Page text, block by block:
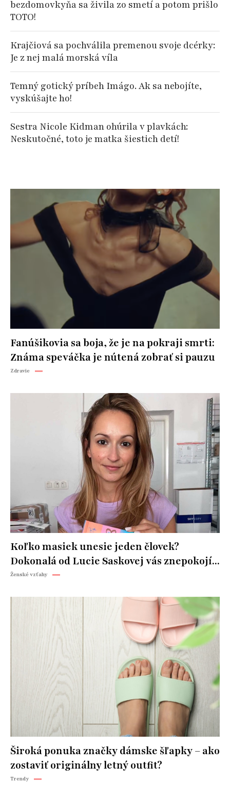
bezdomovkyňa sa živila zo smetí a potom prišlo
TOTO!
Krajčiová sa pochválila premenou svoje dcérky:
Je z nej malá morská víla
Temný gotický príbeh Imágo. Ak sa nebojíte,
vyskúšajte ho!
Sestra Nicole Kidman ohúrila v plavkách:
Neskutočné, toto je matka šiestich detí!
Fanúšikovia sa boja, že je na pokraji smrti:
Známa speváčka je nútená zobrať si pauzu
Zdravie
Koľko masiek unesie jeden človek?
Dokonalá od Lucie Saskovej vás znepokojí...
Ženské vzťahy
Široká ponuka značky dámske šľapky – ako
zostaviť originálny letný outfit?
Trendy